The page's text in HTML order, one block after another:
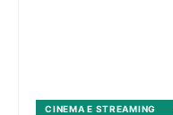
CINEMA E STREAMING